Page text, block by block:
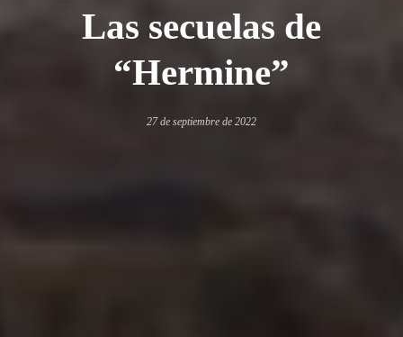
Las secuelas de
“Hermine”
27 de septiembre de 2022